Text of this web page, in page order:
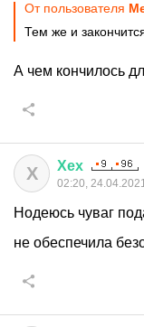
От пользователя
Тем же и
А чем кончилось
Х Хех
02:20,
Нодеюсь чуваг
не обеспечила